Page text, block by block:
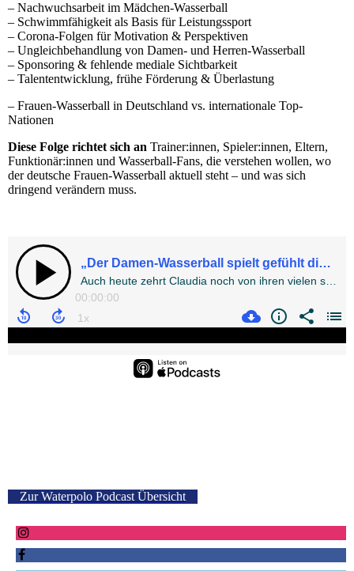
– Nachwuchsarbeit im Mädchen-Wasserball
– Schwimmfähigkeit als Basis für Leistungssport
– Corona-Folgen für Motivation & Perspektiven
– Ungleichbehandlung von Damen- und Herren-Wasserball
– Sponsoring & fehlende mediale Sichtbarkeit
– Talententwicklung, frühe Förderung & Überlastung
– Frauen-Wasserball in Deutschland vs. internationale Top-
Nationen
Diese Folge richtet sich an Trainer:innen, Spieler:innen, Eltern,
Funktionär:innen und Wasserball-Fans, die verstehen wollen, wo
der deutsche Frauen-Wasserball aktuell steht – und was sich
dringend verändern muss.
Zur Waterpolo Podcast Übersicht